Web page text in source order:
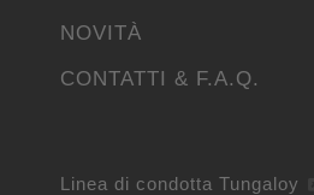
NOVITÀ
CONTATTI & F.A.Q.
Linea di condotta Tungaloy